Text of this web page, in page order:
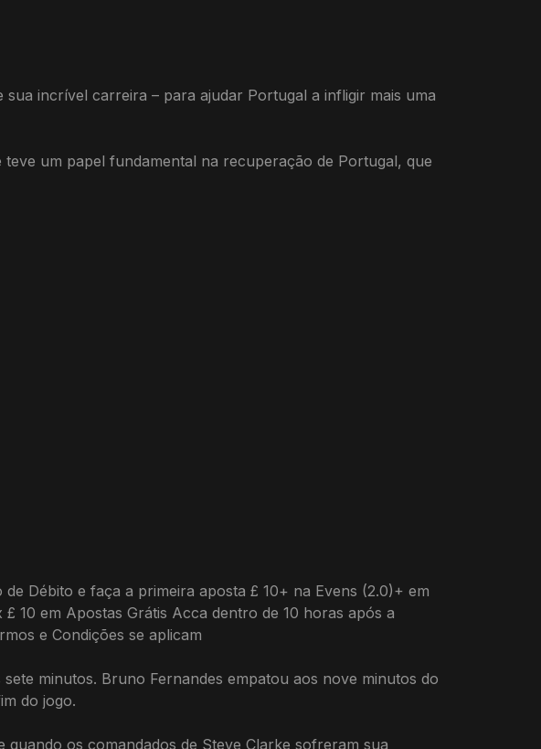
incrível carreira – para ajudar Portugal a infligir mais uma
um papel fundamental na recuperação de Portugal, que
Débito e faça a primeira aposta £ 10+ na Evens (2.0)+ em
10 em Apostas Grátis Acca dentro de 10 horas após a
e Condições se aplicam
minutos. Bruno Fernandes empatou aos nove minutos do
do jogo.
os comandados de Steve Clarke sofreram sua